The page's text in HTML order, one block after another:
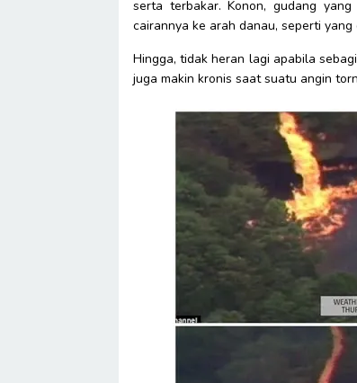
serta terbakar. Konon, gudang
cairannya ke arah danau, seperti
Hingga, tidak heran lagi apabila
juga makin kronis saat suatu angin